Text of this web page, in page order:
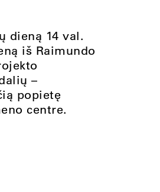
dieną 14 val.
iš Raimundo
–
popietę
centre.